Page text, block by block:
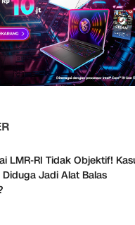
LMR-RI Tidak Objektif!
Diduga Jadi Alat Balas